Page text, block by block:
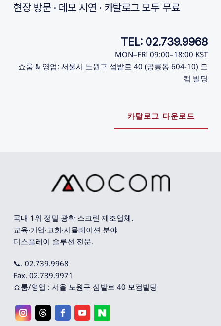
현장 방문 · 데모 시연 · 카탈로그 모두 무료
TEL: 02.739.9968
MON–FRI 09:00–18:00 KST
쇼룸 & 영업: 서울시 노원구 섬밭로 40 (공릉동 604-10) 모
컴 빌딩
카탈로그 다운로드
국내 1위 정밀 광학 스크린 제조업체.
교육·기업·교회·시뮬레이션 분야
디스플레이 솔루션 전문.
📞. 02.739.9968
Fax. 02.739.9971
쇼룸/영업 : 서울 노원구 섬밭로 40 모컴빌딩